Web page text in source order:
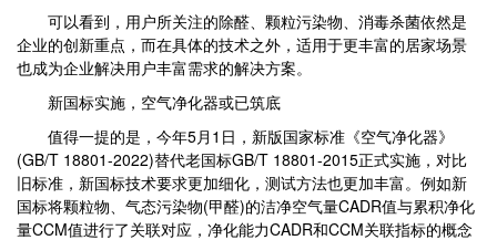
可以看到，用户所关注的除醛、颗粒污染物、消毒杀菌依然是
企业的创新重点，而在具体的技术之外，适用于更丰富的居家场景
也成为企业解决用户丰富需求的解决方案。
新国标实施，空气净化器或已筑底
值得一提的是，今年5月1日，新版国家标准《空气净化器》
(GB/T 18801-2022)替代老国标GB/T 18801-2015正式实施，对比
旧标准，新国标技术要求更加细化，测试方法也更加丰富。例如新
国标将颗粒物、气态污染物(甲醛)的洁净空气量CADR值与累积净化
量CCM值进行了关联对应，净化能力CADR和CCM关联指标的概念